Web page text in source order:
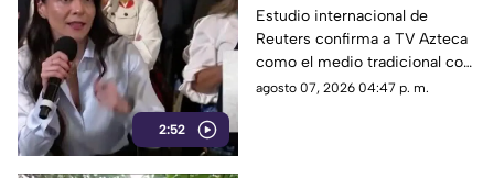
2:52
Mañanera: Estudio de
Reuters confirma
liderazgo de TV Azteca
en alcance y
Estudio internacional de
Reuters confirma a TV Azteca
como el medio tradicional con
mayor alcance y credibilidad
agosto 07, 2026 04:47 p. m.